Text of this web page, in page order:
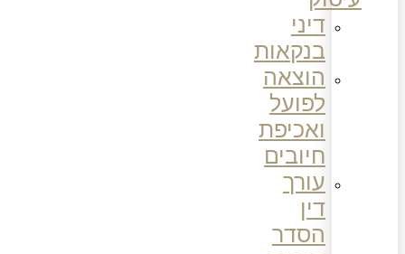
דיני
בנקאות
הוצאה
לפועל
ואכיפת
חיובים
עורך
דין
הסדר